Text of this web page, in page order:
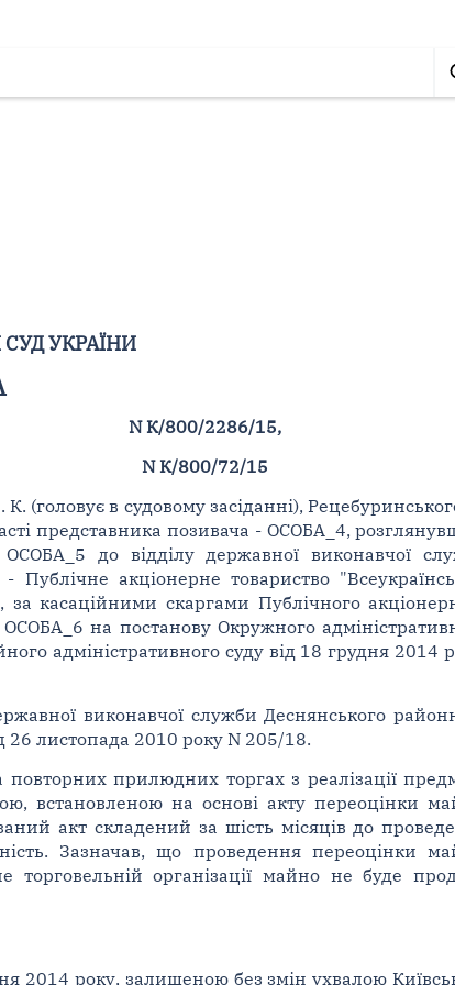
УКРАЇНИ
N К/800/2286/15,
N К/800/72/15
(головує в судовому засіданні),
представника позивача - ОСОБА_4,
до відділу державної виконавчої
Публічне акціонерне товариство
касаційними скаргами Публічного
на постанову Окружного
адміністративного суду від 18 грудня 2014
виконавчої служби Деснянського
26 листопада 2010 року N 205/18.
прилюдних торгах з реалізації
встановленою на основі акту переоцінки
акт складений за шість місяців до
Зазначав, що проведення переоцінки
організації майно не буде
2014 року, залишеною без змін ухвалою